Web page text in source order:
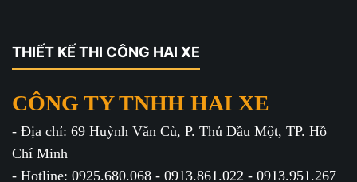
THIẾT KẾ THI CÔNG HAI XE
CÔNG TY TNHH HAI XE
- Địa chỉ: 69 Huỳnh Văn Cù, P. Thủ Dầu Một, TP. Hồ
Chí Minh
- Hotline: 0925.680.068 - 0913.861.022 - 0913.951.267